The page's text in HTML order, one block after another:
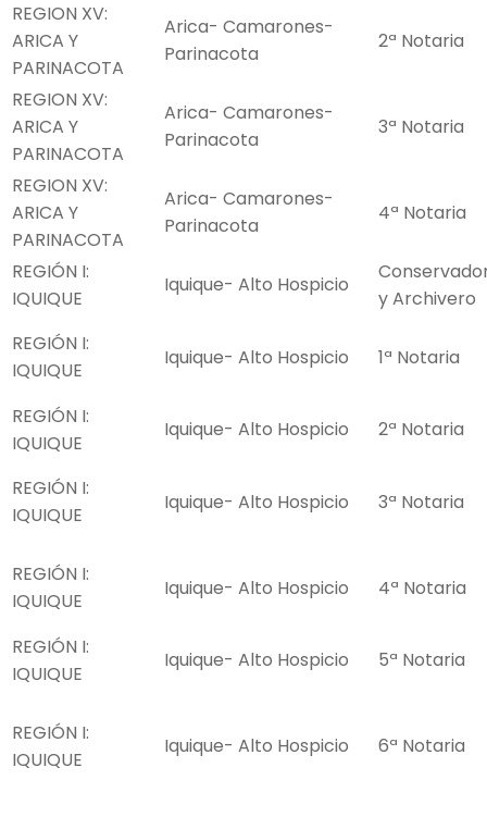
REGION XV:
ARICA Y
PARINACOTA
Arica- Camarones-
Parinacota
2ª Notaria
REGION XV:
ARICA Y
PARINACOTA
Arica- Camarones-
Parinacota
3ª Notaria
REGION XV:
ARICA Y
PARINACOTA
Arica- Camarones-
Parinacota
4ª Notaria
REGIÓN I:
IQUIQUE
Iquique- Alto Hospicio
y Archivero
REGIÓN I:
IQUIQUE
Iquique- Alto Hospicio 1ª Notaria
REGIÓN I:
IQUIQUE
Iquique- Alto Hospicio 2ª Notaria
REGIÓN I:
IQUIQUE
Iquique- Alto Hospicio 3ª Notaria
REGIÓN I:
IQUIQUE
Iquique- Alto Hospicio 4ª Notaria
REGIÓN I:
IQUIQUE
Iquique- Alto Hospicio 5ª Notaria
REGIÓN I:
IQUIQUE
Iquique- Alto Hospicio 6ª Notaria